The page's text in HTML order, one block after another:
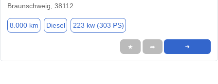
Braunschweig, 38112
8.000 km Diesel 223 kw (303 PS)
★ ➦ ➜